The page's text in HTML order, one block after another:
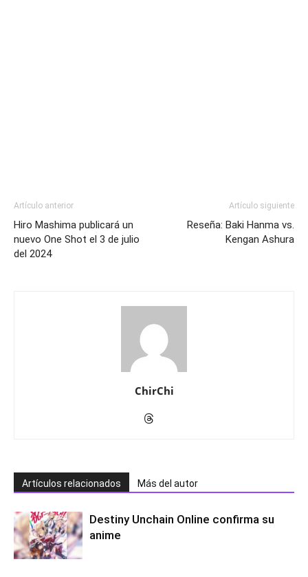
Artículo anterior
Hiro Mashima publicará un
nuevo One Shot el 3 de julio
del 2024
Artículo siguiente
Reseña: Baki Hanma vs.
Kengan Ashura
ChirChi
Artículos relacionados Más del autor
Destiny Unchain Online confirma su
anime